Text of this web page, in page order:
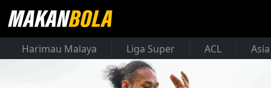
Harimau Malaya Liga Super ACL